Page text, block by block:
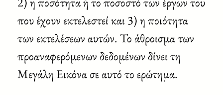
που έχουν εκτελεστεί και 3) η ποιότητα
των εκτελέσεων αυτών. Το άθροισμα των
προαναφερόμενων δεδομένων δίνει τη
Μεγάλη Εικόνα σε αυτό το ερώτημα.